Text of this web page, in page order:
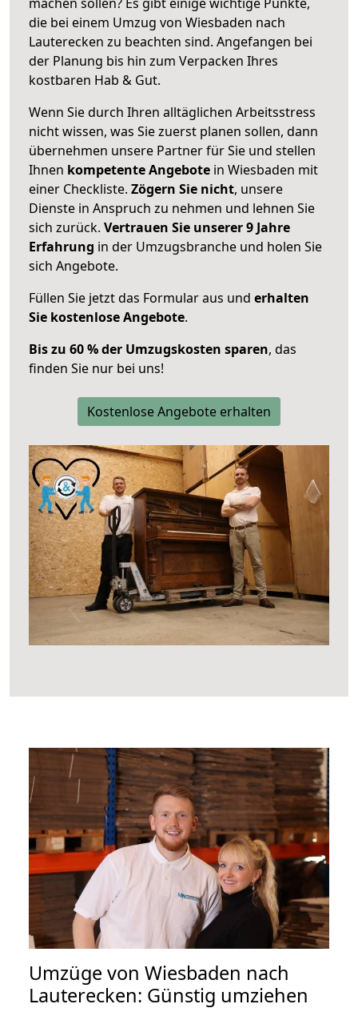
die bei einem Umzug von Wiesbaden nach
Lauterecken zu beachten sind. Angefangen bei
der Planung bis hin zum Verpacken Ihres
kostbaren Hab & Gut.
Wenn Sie durch Ihren alltäglichen Arbeitsstress
nicht wissen, was Sie zuerst planen sollen, dann
übernehmen unsere Partner für Sie und stellen
Ihnen kompetente Angebote in Wiesbaden mit
einer Checkliste. Zögern Sie nicht, unsere
Dienste in Anspruch zu nehmen und lehnen Sie
sich zurück. Vertrauen Sie unserer 9 Jahre
Erfahrung in der Umzugsbranche und holen Sie
sich Angebote.
Füllen Sie jetzt das Formular aus und erhalten
Sie kostenlose Angebote.
Bis zu 60 % der Umzugskosten sparen, das
finden Sie nur bei uns!
Kostenlose Angebote erhalten
Umzüge von Wiesbaden nach
Lauterecken: Günstig umziehen